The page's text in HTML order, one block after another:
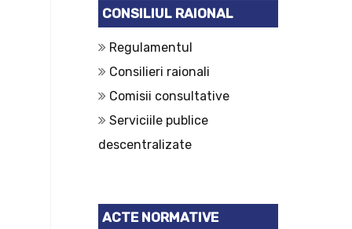
CONSILIUL RAIONAL
Regulamentul
Consilieri raionali
Comisii consultative
Serviciile publice
descentralizate
ACTE NORMATIVE